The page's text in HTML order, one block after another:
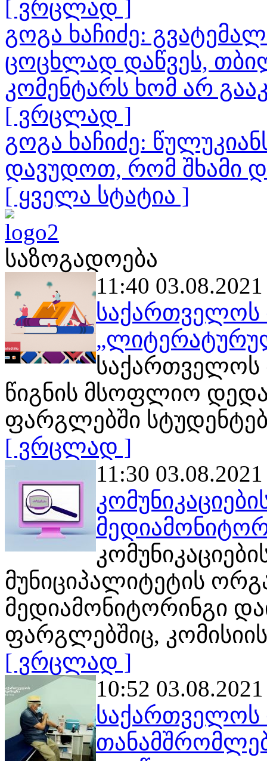
[ ვრცლად ]
გოგა ხაჩიძე:
ცოცხლად დაწვეს,
კომენტარს ხომ არ
[ ვრცლად ]
გოგა ხაჩიძე:
დავუდოთ, რომ შხამი
[ ყველა სტატია ]
საზოგადოება
11:40 03.08.2021
საქართველოს
საქართველოს
წიგნის მსოფლიო
ფარგლებში
[ ვრცლად ]
11:30 03.08.2021
მუნიციპალიტეტის
მედიამონიტორინგი
ფარგლებშიც, კომისიის
[ ვრცლად ]
10:52 03.08.2021
საქართველოს